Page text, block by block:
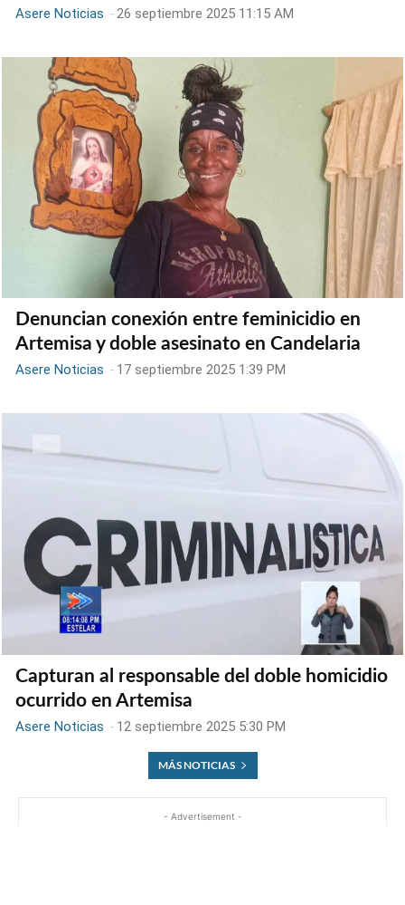
Asere Noticias -26 septiembre 2025 11:15 AM
Denuncian conexión entre feminicidio en
Artemisa y doble asesinato en Candelaria
Asere Noticias - 17 septiembre 2025 1:39 PM
Capturan al responsable del doble homicidio
ocurrido en Artemisa
Asere Noticias - 12 septiembre 2025 5:30 PM
MÁS NOTICIAS
- Advertisement -